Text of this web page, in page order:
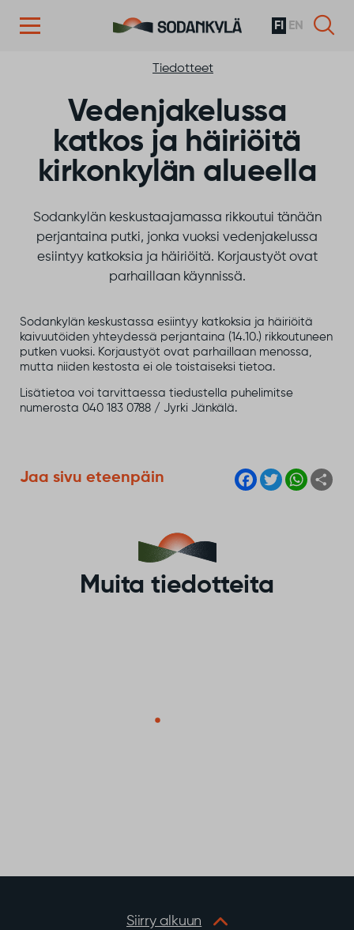
FI EN
Tiedotteet
Vedenjakelussa
katkos ja häiriöitä
kirkonkylän alueella
Sodankylän keskustaajamassa rikkoutui tänään
perjantaina putki, jonka vuoksi vedenjakelussa
esiintyy katkoksia ja häiriöitä. Korjaustyöt ovat
parhaillaan käynnissä.
Sodankylän keskustassa esiintyy katkoksia ja häiriöitä
kaivuutöiden yhteydessä perjantaina (14.10.) rikkoutuneen
putken vuoksi. Korjaustyöt ovat parhaillaan menossa,
mutta niiden kestosta ei ole toistaiseksi tietoa.
Lisätietoa voi tarvittaessa tiedustella puhelimitse
numerosta 040 183 0788 / Jyrki Jänkälä.
Jaa sivu eteenpäin
F
a
T
w
W
h
Muita tiedotteita
Siirry alkuun